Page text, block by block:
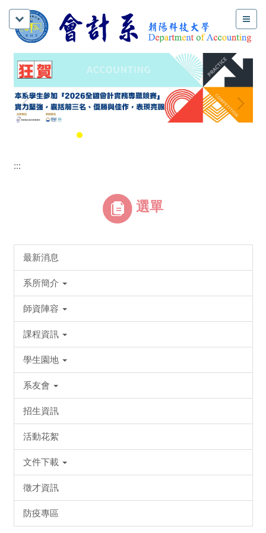
:::
選單
最新消息
系所簡介
師資陣容
課程資訊
學生園地
系友會
招生資訊
活動花絮
文件下載
徵才資訊
防疫專區